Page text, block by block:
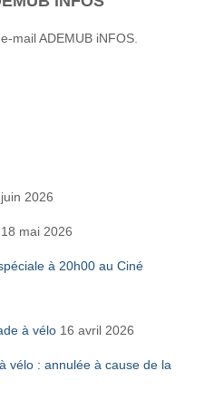
mail ADEMUB iNFOS.
2026
18 mai 2026
à 20h00 au Ciné
à vélo 16 avril 2026
vélo : annulée à cause de la